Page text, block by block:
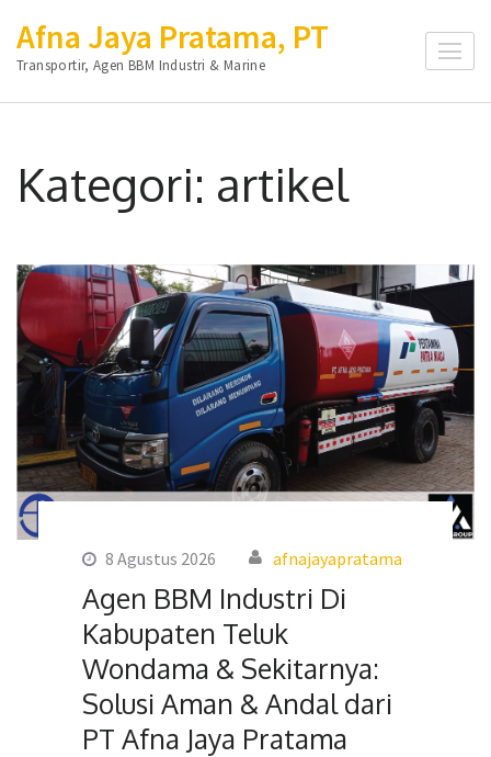
ke
konten
(Tekan
Afna Jaya Pratama, PT
Transportir, Agen BBM Industri & Marine
Kategori: artikel
8 Agustus 2026 afnajayapratama
Agen BBM Industri Di
Kabupaten Teluk
Wondama & Sekitarnya:
Solusi Aman & Andal dari
PT Afna Jaya Pratama